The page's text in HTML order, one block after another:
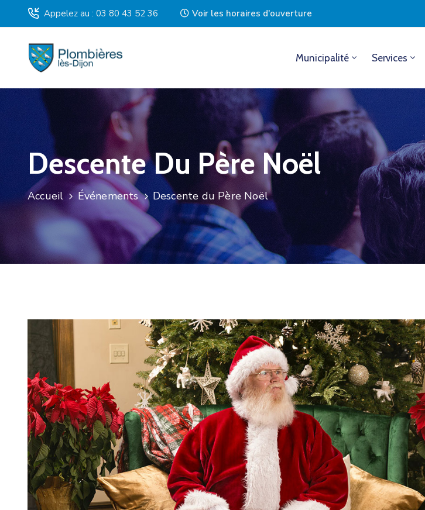
Appelez au : 03 80 43 52 36 Voir les horaires d'ouverture
Municipalité Services
Descente Du Père Noël
Accueil Événements Descente du Père Noël
25 FÉV 2023 25 FÉV 2023